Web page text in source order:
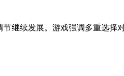
继续发展。游戏强调多重选择